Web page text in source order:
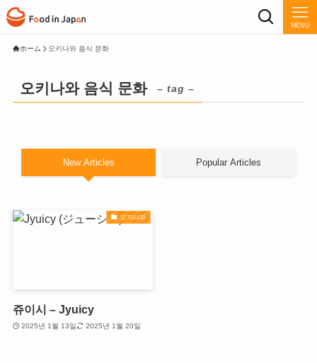
MENU
ホーム 오키나와 음식 문화
오키나와 음식 문화 – tag –
New Articles Popular Articles
오키나와
쥬이시 – Jyuicy
2025년 1월 13일 2025년 1월 20일